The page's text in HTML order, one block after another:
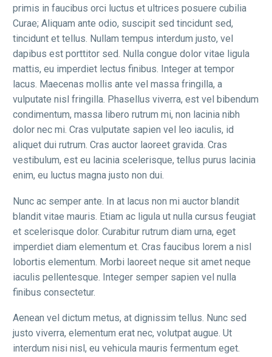
primis in faucibus orci luctus et ultrices posuere cubilia
Curae; Aliquam ante odio, suscipit sed tincidunt sed,
tincidunt et tellus. Nullam tempus interdum justo, vel
dapibus est porttitor sed. Nulla congue dolor vitae ligula
mattis, eu imperdiet lectus finibus. Integer at tempor
lacus. Maecenas mollis ante vel massa fringilla, a
vulputate nisl fringilla. Phasellus viverra, est vel bibendum
condimentum, massa libero rutrum mi, non lacinia nibh
dolor nec mi. Cras vulputate sapien vel leo iaculis, id
aliquet dui rutrum. Cras auctor laoreet gravida. Cras
vestibulum, est eu lacinia scelerisque, tellus purus lacinia
enim, eu luctus magna justo non dui.
Nunc ac semper ante. In at lacus non mi auctor blandit
blandit vitae mauris. Etiam ac ligula ut nulla cursus feugiat
et scelerisque dolor. Curabitur rutrum diam urna, eget
imperdiet diam elementum et. Cras faucibus lorem a nisl
lobortis elementum. Morbi laoreet neque sit amet neque
iaculis pellentesque. Integer semper sapien vel nulla
finibus consectetur.
Aenean vel dictum metus, at dignissim tellus. Nunc sed
justo viverra, elementum erat nec, volutpat augue. Ut
interdum nisi nisl, eu vehicula mauris fermentum eget.